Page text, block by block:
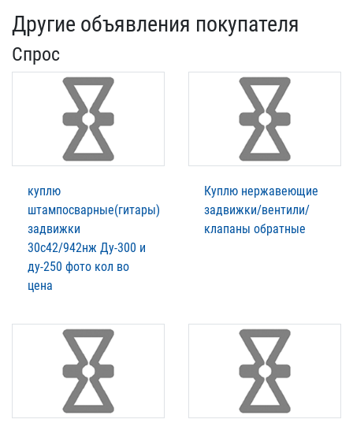
Другие объявления покупателя
Спрос
куплю
штампосварные(гитары)
задвижки
30с42/942нж Ду-300 и
ду-250 фото кол во
цена
Куплю нержавеющие
задвижки/вентили/
клапаны обратные